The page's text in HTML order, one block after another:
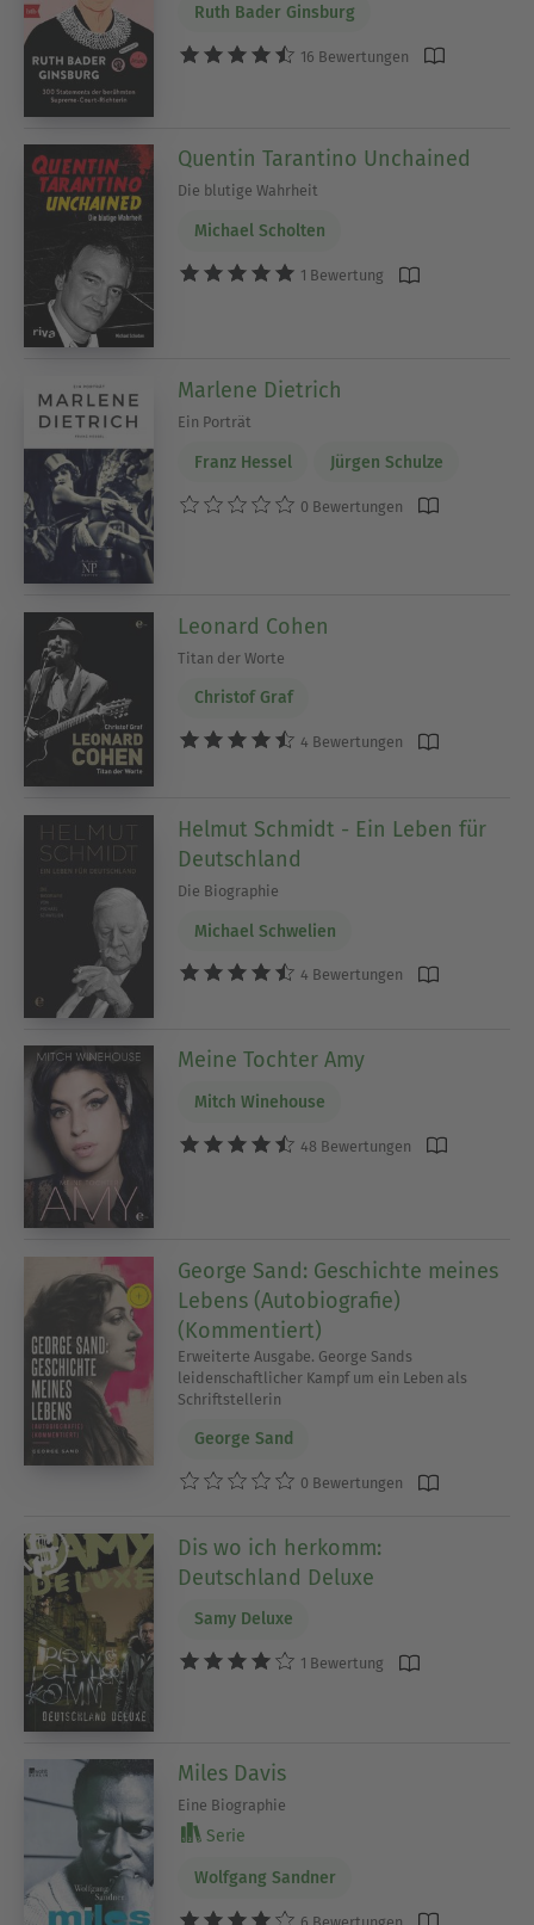
Ruth Bader Ginsburg
16 Bewertungen
Quentin Tarantino Unchained
Die blutige Wahrheit
Michael Scholten
1 Bewertung
Marlene Dietrich
Ein Porträt
Franz Hessel Jürgen Schulze
0 Bewertungen
Leonard Cohen
Titan der Worte
Christof Graf
4 Bewertungen
Helmut Schmidt - Ein Leben für
Deutschland
Die Biographie
Michael Schwelien
4 Bewertungen
Meine Tochter Amy
Mitch Winehouse
48 Bewertungen
George Sand: Geschichte meines
Lebens (Autobiografie)
(Kommentiert)
Erweiterte Ausgabe. George Sands
leidenschaftlicher Kampf um ein Leben als
Schriftstellerin
George Sand
0 Bewertungen
Dis wo ich herkomm:
Deutschland Deluxe
Samy Deluxe
1 Bewertung
Miles Davis
Eine Biographie
Serie
Wolfgang Sandner